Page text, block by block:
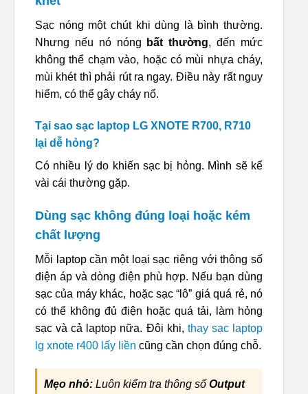
Sạc nóng một chút khi dùng là bình thường.
Nhưng nếu nó nóng
bất thường, đến mức
không thể chạm vào, hoặc có mùi nhựa cháy,
mùi khét thì phải rút ra ngay. Điều này rất nguy
hiểm, có thể gây cháy nổ.
Tại sao sạc laptop LG XNOTE R700, R710
lại dễ hỏng?
Có nhiều lý do khiến sạc bị hỏng. Mình sẽ kể
vài cái thường gặp.
Dùng sạc không đúng loại hoặc kém
chất lượng
Mỗi laptop cần một loại sạc riêng với thông số
điện áp và dòng điện phù hợp. Nếu bạn dùng
sạc của máy khác, hoặc sạc “lô” giá quá rẻ, nó
có thể không đủ điện hoặc quá tải, làm hỏng
sạc và cả laptop nữa. Đôi khi, thay sạc laptop
lg xnote r400 lấy liền cũng cần chọn đúng chỗ.
Mẹo nhỏ: Luôn kiểm tra thông số Output